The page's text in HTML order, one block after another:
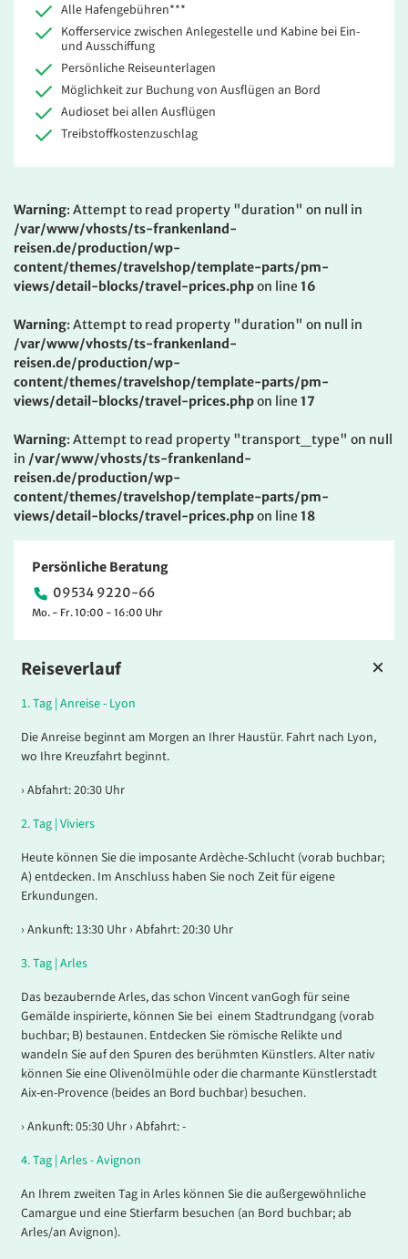
Reiseverlauf
1.Tag | Anreise - Lyon
Die Anreise beginnt am Morgen an Ihrer Haustür. Fahrt nach Lyon,
wo Ihre Kreuzfahrt beginnt.
› Abfahrt: 20:30 Uhr
2.Tag | Viviers
Heute können Sie die imposante Ardèche-Schlucht (vorab buchbar;
A) entdecken. Im Anschluss haben Sie noch Zeit für eigene
Erkundungen.
› Ankunft: 13:30 Uhr › Abfahrt: 20:30 Uhr
3.Tag | Arles
Das bezaubernde Arles, das schon Vincent vanGogh für seine
Gemälde inspirierte, können Sie bei einem Stadtrundgang (vorab
buchbar; B) bestaunen. Entdecken Sie römische Relikte und
wandeln Sie auf den Spuren des berühmten Künstlers. Alter nativ
können Sie eine Olivenölmühle oder die charmante Künstlerstadt
Aix-en-Provence (beides an Bord buchbar) besuchen.
› Ankunft: 05:30 Uhr › Abfahrt: -
4.Tag | Arles - Avignon
An Ihrem zweiten Tag in Arles können Sie die außergewöhnliche
Camargue und eine Stierfarm besuchen (an Bord buchbar; ab
Arles/an Avignon).
Alle Hafengebühren***
Kofferservice zwischen Anlegestelle und Kabine bei Ein-
und Ausschiffung
Persönliche Reiseunterlagen
Möglichkeit zur Buchung von Ausflügen an Bord
Audioset bei allen Ausflügen
Treibstoffkostenzuschlag
Warning: Attempt to read property "duration" on null in
/var/www/vhosts/ts-frankenland-
reisen.de/production/wp-
content/themes/travelshop/template-parts/pm-
views/detail-blocks/travel-prices.phpon line 16
Warning: Attempt to read property "duration" on null in
/var/www/vhosts/ts-frankenland-
reisen.de/production/wp-
content/themes/travelshop/template-parts/pm-
views/detail-blocks/travel-prices.phpon line 17
Warning: Attempt to read property "transport_type" on null
in /var/www/vhosts/ts-frankenland-
reisen.de/production/wp-
content/themes/travelshop/template-parts/pm-
views/detail-blocks/travel-prices.phpon line 18
Persönliche Beratung
09534 9220-66
Mo. - Fr. 10:00 - 16:00 Uhr